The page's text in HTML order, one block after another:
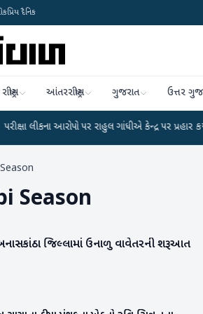
દૈનિક
રાષ્ટ્રીય આંતરરાષ્ટ્રીય ગુજરાત ઉત્તર
આરોપો પર રાહુલ ગાંધીએ કેન્દ્ર પર પ્રહાર કર્યા ●
Season
જિલ્લામાં ઉનાળુ વાવેતરની શરૂઆત